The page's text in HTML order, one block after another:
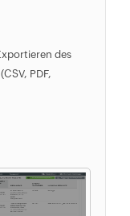
}
-
des
PDF,